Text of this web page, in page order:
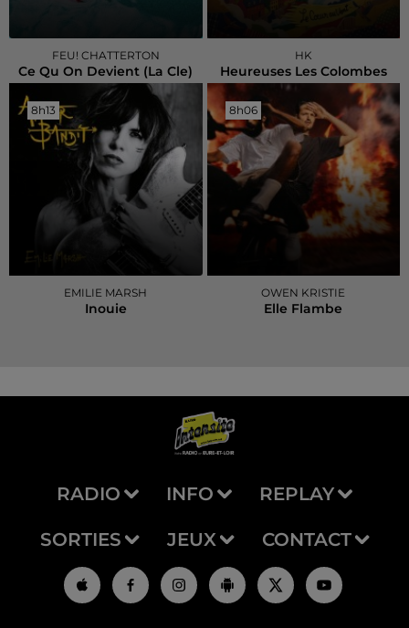
FEU! CHATTERTON
Ce Qu On Devient (la Cle)
HK
Heureuses Les Colombes
8h13
8h13
EMILIE MARSH
Inouie
8h06
8h06
OWEN KRISTIE
Elle Flambe
RADIO INFO REPLAY
SORTIES JEUX CONTACT